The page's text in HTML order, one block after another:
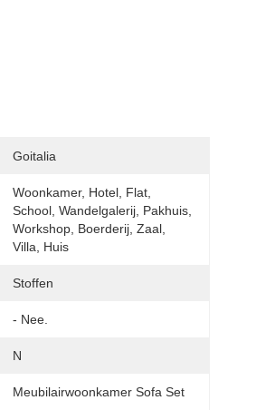
Goitalia
Woonkamer, Hotel, Flat,
School, Wandelgalerij, Pakhuis,
Workshop, Boerderij, Zaal,
Villa, Huis
Stoffen
- Nee.
N
Meubilairwoonkamer Sofa Set